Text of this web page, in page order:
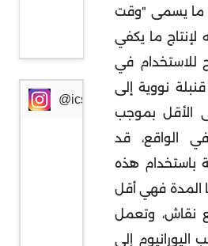
ما يسمى "وقت
لإنتاج ما يكفي
للاستخدام في
نووية إلى
الأقل بموجب
عام 2015، في الواقع، قد
باستخدام هذه
المدة فهي أقل
نقاش، وتعمل
اليورانيوم إلى
ظرف
خطير
@icssresearch